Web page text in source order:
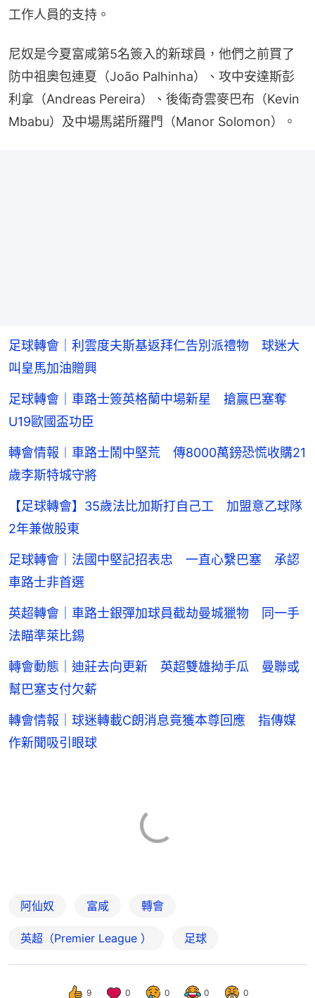
工作人員的支持。
尼奴是今夏富咸第5名簽入的新球員，他們之前買了
防中祖奧包連夏（João Palhinha）、攻中安達斯彭
利拿（Andreas Pereira）、後衛奇雲麥巴布（Kevin
Mbabu）及中場馬諾所羅門（Manor Solomon）。
足球轉會｜利雲度夫斯基返拜仁告別派禮物 球迷大
叫皇馬加油贈興
足球轉會｜車路士簽英格蘭中場新星 搶贏巴塞奪
U19歐國盃功臣
轉會情報︱車路士鬧中堅荒 傳8000萬鎊恐慌收購21
歲李斯特城守將
【足球轉會】35歲法比加斯打自己工 加盟意乙球隊
2年兼做股東
足球轉會｜法國中堅記招表忠 一直心繫巴塞 承認
車路士非首選
英超轉會｜車路士銀彈加球員截劫曼城獵物 同一手
法瞄準萊比錫
轉會動態｜迪莊去向更新 英超雙雄拗手瓜 曼聯或
幫巴塞支付欠薪
轉會情報｜球迷轉載C朗消息竟獲本尊回應 指傳媒
作新聞吸引眼球
阿仙奴 富咸 轉會
英超（Premier League ） 足球
9 0 0 0 0